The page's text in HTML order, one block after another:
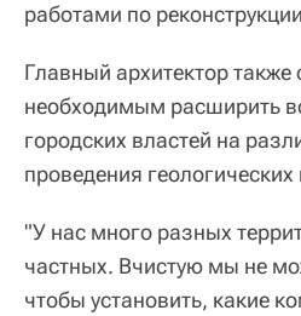
работами по
Главный архитектор также
необходимым расширить
городских властей на
проведения
"У нас много разных
частных. Вчистую мы не
чтобы установить, какие